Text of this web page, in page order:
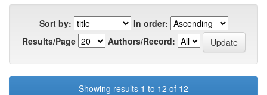
Sort by:
In order:
Results/Page
Authors/Record:
Showing results 1 to 12 of 12